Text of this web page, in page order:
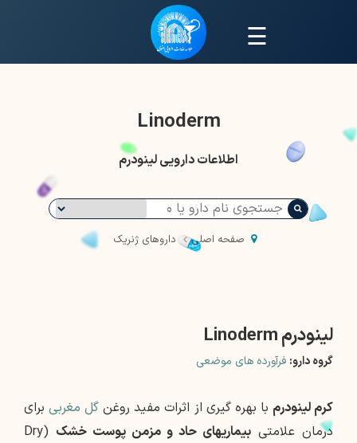
☰
Linoderm
اطلاعات دارویی لینودرم
صفحه اصلی داروهای ژنریک
لینودرم Linoderm
گروه دارو: فرآورده های موضعی
کرم لینودرم با بهره گیری از اثرات مفید روغن گل مغربیبرای
درمان علامتی بیماریهای حاد و مزمن پوست خشک
(Dry